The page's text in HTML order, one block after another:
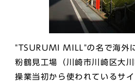
"TSURUMI MILL"の名で海外
粉鶴見工場（川崎市川崎区大
操業当初から使われているサ